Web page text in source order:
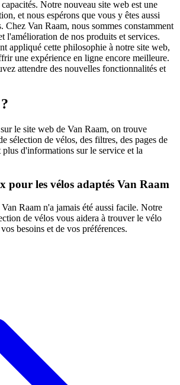
Notre nouveau site web est une
et nous espérons que vous y êtes aussi
Chez Van Raam, nous sommes constamment
l'amélioration de nos produits et services.
appliqué cette philosophie à notre site web,
une expérience en ligne encore meilleure.
attendre des nouvelles fonctionnalités et
le site web de Van Raam, on trouve
sélection de vélos, des filtres, des pages de
plus d'informations sur le service et la
pour les vélos adaptés Van Raam
Raam n'a jamais été aussi facile. Notre
de vélos vous aidera à trouver le vélo
besoins et de vos préférences.